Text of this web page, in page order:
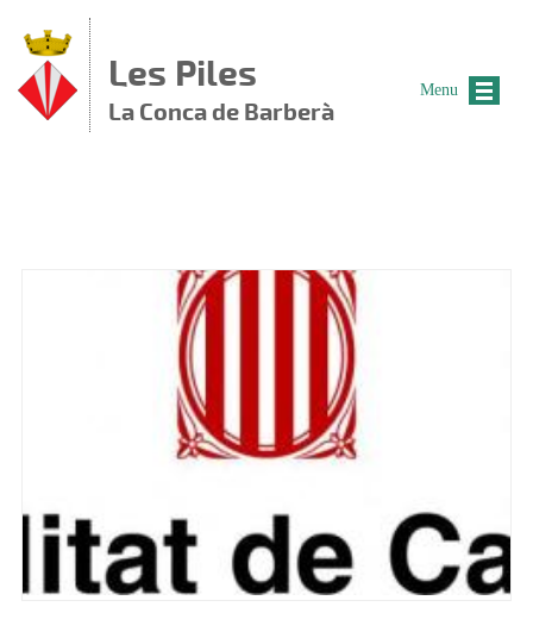
Les Piles
La Conca de Barberà
Menu